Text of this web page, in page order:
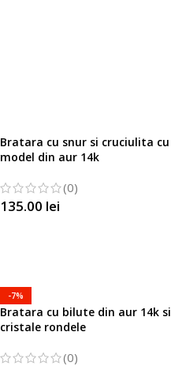
Bratara cu snur si cruciulita cu
model din aur 14k
(0)
135.00 lei
-7%
Bratara cu bilute din aur 14k si
cristale rondele
(0)